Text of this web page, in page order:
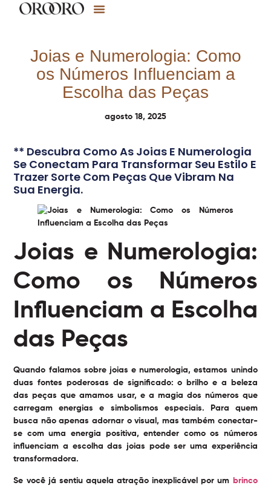
Joias e Numerologia: Como
os Números Influenciam a
Escolha das Peças
agosto 18, 2025
** Descubra Como As Joias E Numerologia
Se Conectam Para Transformar Seu Estilo E
Trazer Sorte Com Peças Que Vibram Na
Sua Energia.
Joias e Numerologia:
Como os Números
Influenciam a Escolha
das Peças
Quando falamos sobre joias e numerologia, estamos unindo
duas fontes poderosas de significado: o brilho e a beleza
das peças que amamos usar, e a magia dos números que
carregam energias e simbolismos especiais. Para quem
busca não apenas adornar o visual, mas também conectar-
se com uma energia positiva, entender como os números
influenciam a escolha das joias pode ser uma experiência
transformadora.
Se você já sentiu aquela atração inexplicável por um brinco